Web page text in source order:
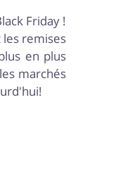
Friday !
remises
en plus
marchés